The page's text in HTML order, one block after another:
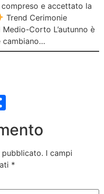
e accettato la
Trend Cerimonie
Corto L’autunno è
cambiano…
I campi
*